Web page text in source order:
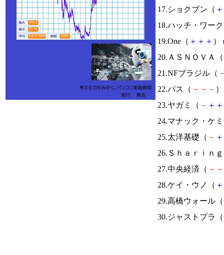
17.ショクブン（ ＋
18.ハッチ・ワー
19.One（ ＋ ＋ ＋ ）
20.ＡＳＮＯＶＡ（
21.NFブラジル（
22.パス（ － － －
23.ヤガミ（ － ＋ ＋
24.マナック・ケ
25.太洋基礎（ － ＋
26.Ｓｈａｒｉｎ
27.中央経済（ － －
28.ケイ・ウノ（ ＋
29.高橋ウォール（
30.ジャストプラ（